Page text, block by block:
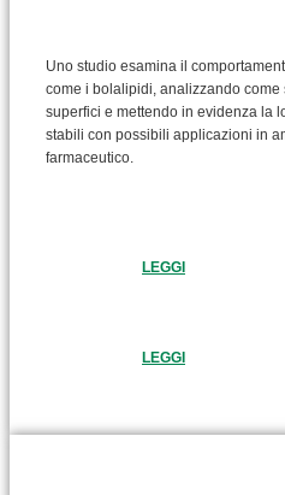
Uno studio esamina il
come i bolalipidi, analizzando
superfici e mettendo in evidenza la
stabili con possibili applicazioni in
farmaceutico.
LEGGI
LEGGI